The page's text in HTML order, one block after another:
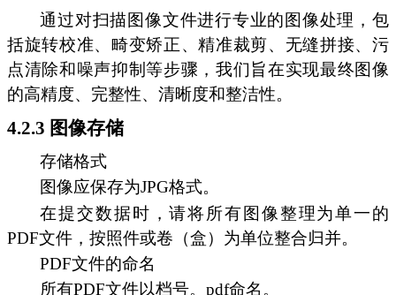
通过对扫描图像文件进行专业的图像处理，包
括旋转校准、畸变矫正、精准裁剪、无缝拼接、污
点清除和噪声抑制等步骤，我们旨在实现最终图像
的高精度、完整性、清晰度和整洁性。
4.2.3 图像存储
存储格式
图像应保存为JPG格式。
在提交数据时，请将所有图像整理为单一的
PDF文件，按照件或卷（盒）为单位整合归并。
PDF文件的命名
所有PDF文件以档号。pdf命名。